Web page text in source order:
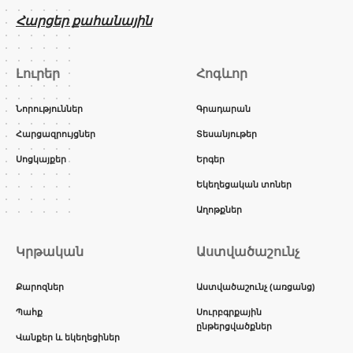
Հարցեր քահանային
Լուրեր
Նորություններ
Հարցազրույցներ
Սոցկայքեր
Հոգևոր
Գրադարան
Տեսանյութեր
Երգեր
Եկեղեցական տոներ
Աղոթքներ
Կրթական
Քարոզներ
Պահք
Վանքեր և եկեղեցիներ
Աստվածաշունչ
Աստվածաշունչ (առցանց)
Սուրբգրքային
ընթերցվածքներ